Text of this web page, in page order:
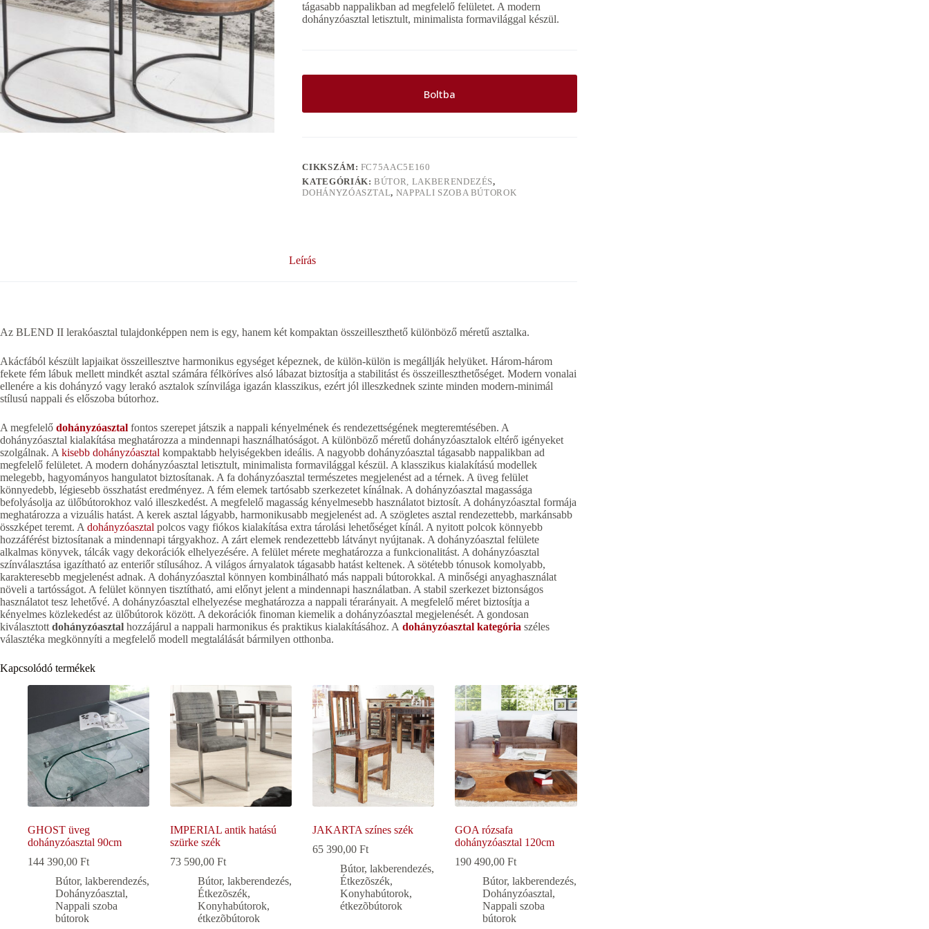
tágasabb nappalikban ad megfelelő felületet. A modern
dohányzóasztal letisztult, minimalista formavilággal készül.
Boltba
CIKKSZÁM: FC75AAC5E160
KATEGÓRIÁK:BÚTOR, LAKBERENDEZÉS,
DOHÁNYZÓASZTAL, NAPPALI SZOBA BÚTOROK
Leírás
Az BLEND II lerakóasztal tulajdonképpen nem is egy, hanem két kompaktan összeilleszthető különböző méretű asztalka.
Akácfából készült lapjaikat összeillesztve harmonikus egységet képeznek, de külön-külön is megállják helyüket. Három-három
fekete fém lábuk mellett mindkét asztal számára félköríves alsó lábazat biztosítja a stabilitást és összeilleszthetőséget. Modern vonalai
ellenére a kis dohányzó vagy lerakó asztalok színvilága igazán klasszikus, ezért jól illeszkednek szinte minden modern-minimál
stílusú nappali és előszoba bútorhoz.
A megfelelő dohányzóasztal fontos szerepet játszik a nappali kényelmének és rendezettségének megteremtésében. A
dohányzóasztal kialakítása meghatározza a mindennapi használhatóságot. A különböző méretű dohányzóasztalok eltérő igényeket
szolgálnak. A kisebb dohányzóasztal kompaktabb helyiségekben ideális. A nagyobb dohányzóasztal tágasabb nappalikban ad
megfelelő felületet. A modern dohányzóasztal letisztult, minimalista formavilággal készül. A klasszikus kialakítású modellek
melegebb, hagyományos hangulatot biztosítanak. A fa dohányzóasztal természetes megjelenést ad a térnek. A üveg felület
könnyedebb, légiesebb összhatást eredményez. A fém elemek tartósabb szerkezetet kínálnak. A dohányzóasztal magassága
befolyásolja az ülőbútorokhoz való illeszkedést. A megfelelő magasság kényelmesebb használatot biztosít. A dohányzóasztal formája
meghatározza a vizuális hatást. A kerek asztal lágyabb, harmonikusabb megjelenést ad. A szögletes asztal rendezettebb, markánsabb
összképet teremt. A dohányzóasztal polcos vagy fiókos kialakítása extra tárolási lehetőséget kínál. A nyitott polcok könnyebb
hozzáférést biztosítanak a mindennapi tárgyakhoz. A zárt elemek rendezettebb látványt nyújtanak. A dohányzóasztal felülete
alkalmas könyvek, tálcák vagy dekorációk elhelyezésére. A felület mérete meghatározza a funkcionalitást. A dohányzóasztal
színválasztása igazítható az enteriőr stílusához. A világos árnyalatok tágasabb hatást keltenek. A sötétebb tónusok komolyabb,
karakteresebb megjelenést adnak. A dohányzóasztal könnyen kombinálható más nappali bútorokkal. A minőségi anyaghasználat
növeli a tartósságot. A felület könnyen tisztítható, ami előnyt jelent a mindennapi használatban. A stabil szerkezet biztonságos
használatot tesz lehetővé. A dohányzóasztal elhelyezése meghatározza a nappali térarányait. A megfelelő méret biztosítja a
kényelmes közlekedést az ülőbútorok között. A dekorációk finoman kiemelik a dohányzóasztal megjelenését. A gondosan
kiválasztott dohányzóasztal hozzájárul a nappali harmonikus és praktikus kialakításához. A dohányzóasztal kategória széles
választéka megkönnyíti a megfelelő modell megtalálását bármilyen otthonba.
Kapcsolódó termékek
GHOST üveg
dohányzóasztal 90cm
144 390,00 Ft
Bútor, lakberendezés,
Dohányzóasztal,
Nappali szoba
bútorok
IMPERIAL antik hatású
szürke szék
73 590,00Ft
Bútor, lakberendezés,
Étkezõszék,
Konyhabútorok,
étkezõbútorok
JAKARTA színes szék
65 390,00Ft
Bútor, lakberendezés,
Étkezõszék,
Konyhabútorok,
étkezõbútorok
GOA rózsafa
dohányzóasztal 120cm
190 490,00Ft
Bútor, lakberendezés,
Dohányzóasztal,
Nappali szoba
bútorok